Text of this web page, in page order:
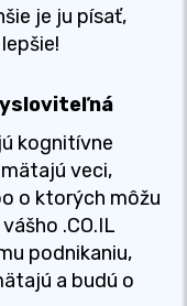
je ju písať,
kognitívne
veci,
o ktorých môžu
.CO.IL
podnikaniu,
a budú o